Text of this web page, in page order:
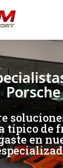
Porsche
típico de
en